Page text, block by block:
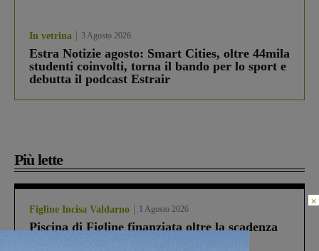
In vetrina 3 Agosto 2026
Estra Notizie agosto: Smart Cities, oltre 44mila
studenti coinvolti, torna il bando per lo sport e
debutta il podcast Estrair
Più lette
Figline Incisa Valdarno 1 Agosto 2026
Piscina di Figline finanziata oltre la scadenza
×